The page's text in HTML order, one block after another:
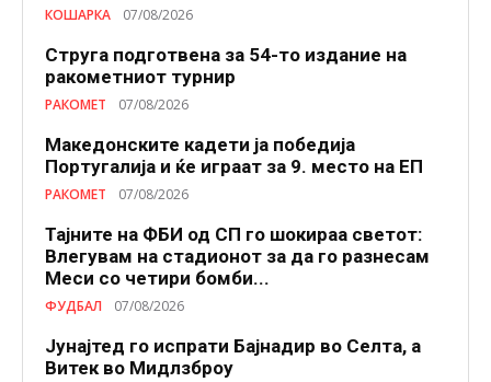
КОШАРКА 07/08/2026
Струга подготвена за 54-то издание на
ракометниот турнир
РАКОМЕТ 07/08/2026
Македонските кадети ја победија
Португалија и ќе играат за 9. место на ЕП
РАКОМЕТ 07/08/2026
Тајните на ФБИ од СП го шокираа светот:
Влегувам на стадионот за да го разнесам
Меси со четири бомби...
ФУДБАЛ 07/08/2026
Јунајтед го испрати Бајнадир во Селта, а
Витек во Мидлзброу